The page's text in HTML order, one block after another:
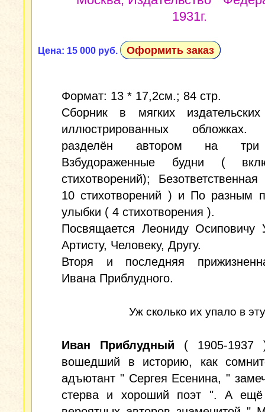
1931г.
Цена: 15 000 руб. Оформить заказ
Формат: 13 * 17,2см.; 84 стр.
Сборник в мягких
иллюстрированных обложках.
разделён автором на три
Взбудораженные будни (
стихотворений);
10 стихотворений ) и По разным
улыбки ( 4 стихотворения ).
Посвящается Леониду Осиповичу
Артисту, Человеку, Другу.
Вторя и последняя
Ивана Приблудного.
Уж сколько их упало в
Иван Приблудный ( 1905-1937
вошедший в историю, как
адъютант " Сергея Есенина, "
стерва и хороший поэт ". А